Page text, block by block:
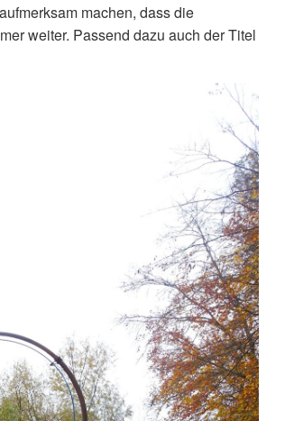
machen, dass die
weiter. Passend dazu auch der Titel